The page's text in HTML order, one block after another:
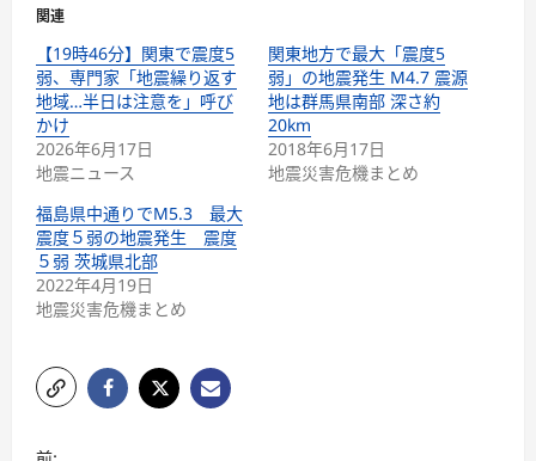
関連
【19時46分】関東で震度5
弱、専門家「地震繰り返す
地域…半日は注意を」呼び
かけ
2026年6月17日
地震ニュース
関東地方で最大「震度5
弱」の地震発生 M4.7 震源
地は群馬県南部 深さ約
20km
2018年6月17日
地震災害危機まとめ
福島県中通りでM5.3 最大
震度５弱の地震発生 震度
５弱 茨城県北部
2022年4月19日
地震災害危機まとめ